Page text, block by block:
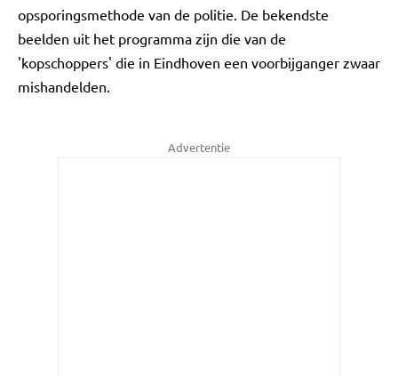
opsporingsmethode van de politie. De bekendste
beelden uit het programma zijn die van de
'kopschoppers' die in Eindhoven een voorbijganger zwaar
mishandelden.
Advertentie